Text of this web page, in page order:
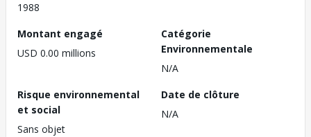
1988
Montant engagé
USD 0.00 millions
Catégorie
Environnementale
N/A
Risque environnemental
et social
Sans objet
Date de clôture
N/A